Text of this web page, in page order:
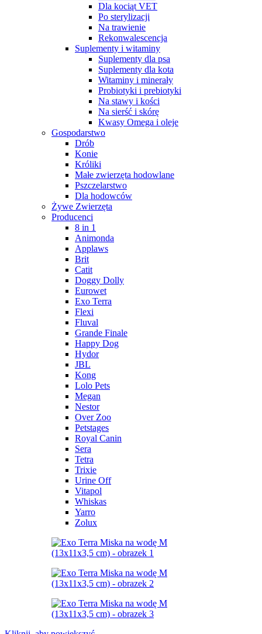
Dla kociąt VET
Po sterylizacji
Na trawienie
Rekonwalescencja
Suplementy i witaminy
Suplementy dla psa
Suplementy dla kota
Witaminy i minerały
Probiotyki i prebiotyki
Na stawy i kości
Na sierść i skórę
Kwasy Omega i oleje
Gospodarstwo
Drób
Konie
Króliki
Małe zwierzęta hodowlane
Pszczelarstwo
Dla hodowców
Żywe Zwierzęta
Producenci
8 in 1
Animonda
Applaws
Brit
Catit
Doggy Dolly
Eurowet
Exo Terra
Flexi
Fluval
Grande Finale
Happy Dog
Hydor
JBL
Kong
Lolo Pets
Megan
Nestor
Over Zoo
Petstages
Royal Canin
Sera
Tetra
Trixie
Urine Off
Vitapol
Whiskas
Yarro
Zolux